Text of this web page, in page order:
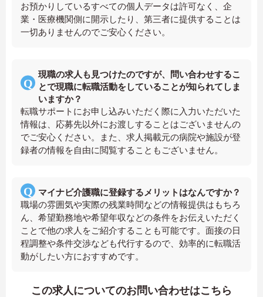
お預かりしているすべての個人データは許可なく、企
業・医療機関側に開示したり、第三者に提供することは
一切ありませんのでご安心ください。
現職の求人も見つけたのですが、問い合わせするこ
とで現職に転職活動をしていることが知られてしま
いますか？
転職サポートにお申し込みいただく際に入力いただいた
情報は、応募先以外にお渡しすることはございませんの
でご安心ください。また、求人掲載元の病院や施設が登
録者の情報を自由に閲覧することもございません。
マイナビ介護職に登録するメリットはなんですか？
職場の雰囲気や実際の残業時間などの情報提供はもちろ
ん、希望勤務地や希望年収などの条件をお伝えいただく
ことで他の求人をご紹介することも可能です。面接の日
程調整や条件交渉なども代行するので、効率的に転職活
動がしたい方におすすめです。
この求人についてのお問い合わせはこちら